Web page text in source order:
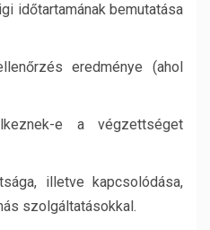
időtartamának bemutatása
eredménye (ahol
e a végzettséget
illetve kapcsolódása,
szolgáltatásokkal.